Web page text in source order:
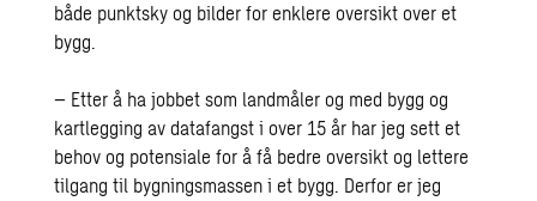
både punktsky og bilder for enklere oversikt over et
bygg.
– Etter å ha jobbet som landmåler og med bygg og
kartlegging av datafangst i over 15 år har jeg sett et
behov og potensiale for å få bedre oversikt og lettere
tilgang til bygningsmassen i et bygg. Derfor er jeg